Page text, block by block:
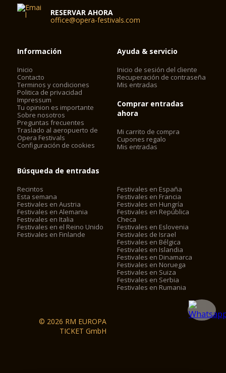
RESERVAR AHORA
office@opera-festivals.com
Información
Inicio
Contacto
Terminos y condiciones
Politica de privacidad
Impressum
Tu opinion es importante
Sobre nosotros
Preguntas frecuentes
Traslado al aeropuerto de
Opera Festivals
Configuración de cookies
Ayuda & servicio
Inicio de sesión del cliente
Recuperación de contraseña
Mis entradas
Comprar entradas
ahora
Mi carrito de compra
Cupones regalo
Mis entradas
Búsqueda de entradas
Recintos
Esta semana
Festivales en Austria
Festivales en Alemania
Festivales en Italia
Festivales en el Reino Unido
Festivales en Finlande
Festivales en España
Festivales en Francia
Festivales en Hungría
Festivales en República
Checa
Festivales en Eslovenia
Festivales de Israel
Festivales en Bélgica
Festivales en Islandia
Festivales en Dinamarca
Festivales en Noruega
Festivales en Suiza
Festivales en Serbia
Festivales en Rumania
© 2026 RM EUROPA
TICKET GmbH